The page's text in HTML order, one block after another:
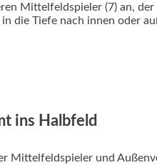
Mittelfeldspieler (7) an,
die Tiefe nach innen oder
ins Halbfeld
und